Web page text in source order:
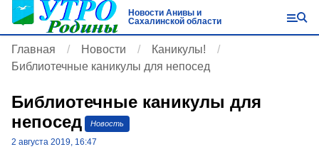
Новости Анивы и
Сахалинской области
Главная Новости
Каникулы!
Библиотечные каникулы для непосед
Библиотечные каникулы для
непосед
Новость
2 августа 2019, 16:47